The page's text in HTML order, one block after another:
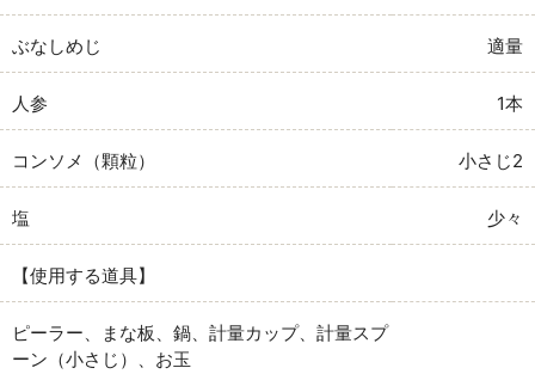
ぶなしめじ 適量
人参 1本
コンソメ（顆粒） 小さじ2
塩 少々
【使用する道具】
ピーラー、まな板、鍋、計量カップ、計量スプ
ーン（小さじ）、お玉